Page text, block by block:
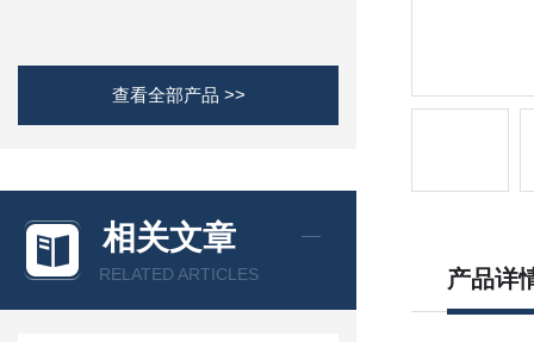
查看全部产品 >>
相关文章
RELATED ARTICLES 产品详